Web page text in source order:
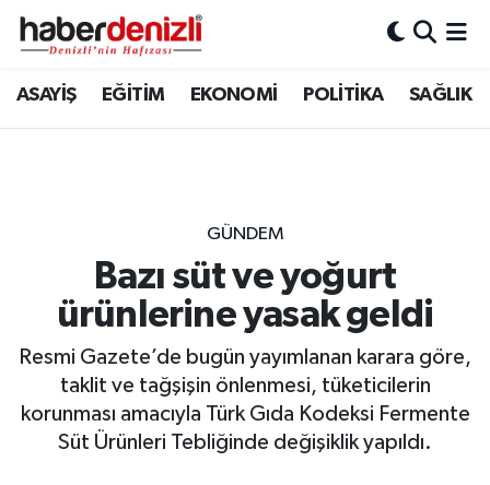
ASAYİŞ EĞİTİM EKONOMİ POLİTİKA SAĞLIK
GÜNDEM
Bazı süt ve yoğurt
ürünlerine yasak geldi
Resmi Gazete’de bugün yayımlanan karara göre,
taklit ve tağşişin önlenmesi, tüketicilerin
korunması amacıyla Türk Gıda Kodeksi Fermente
Süt Ürünleri Tebliğinde değişiklik yapıldı.
Denizli Nöbetçi Eczaneler
Tüm Manşetler
Son Dakika Haberleri
Haber Arşivi